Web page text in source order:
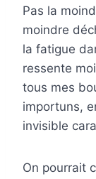
Pas la
moindre
la fatigue
ressente
tous mes
importuns,
invisible
On pourrait